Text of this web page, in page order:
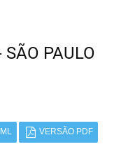
PAULO
VERSÃO PDF